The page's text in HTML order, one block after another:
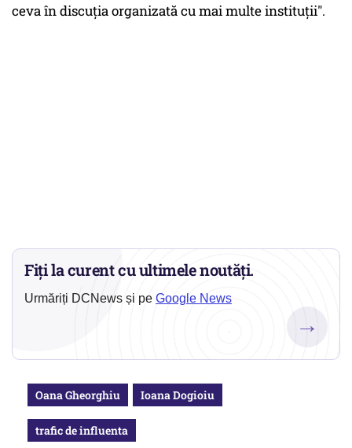
ceva în discuția organizată cu mai multe instituții".
Fiți la curent cu ultimele noutăți.
Urmăriți DCNews și pe Google News
→
Oana Gheorghiu Ioana Dogioiu
trafic de influenta